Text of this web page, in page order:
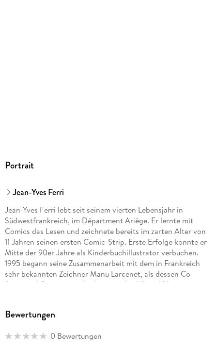
Portrait
Jean-Yves Ferri
Jean-Yves Ferri lebt seit seinem vierten Lebensjahr in
Südwestfrankreich, im Départment Ariège. Er lernte mit
Comics das Lesen und zeichnete bereits im zarten Alter von
11 Jahren seinen ersten Comic-Strip. Erste Erfolge konnte er
Mitte der 90er Jahre als Kinderbuchillustrator verbuchen.
1995 begann seine Zusammenarbeit mit dem in Frankreich
sehr bekannten Zeichner Manu Larcenet, als dessen Co-
Autor und Szenarist er bis heute wirkt. Albert Uderzos
Frankreich sehr populären Solo-Werk De Gaulle à la plage ,
großen Generals wirft.
Bewertungen
0 Bewertungen